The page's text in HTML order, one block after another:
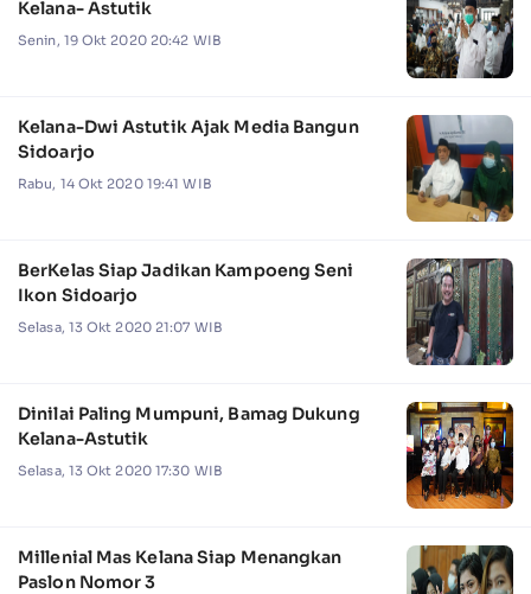
Kelana- Astutik
Senin, 19 Okt 2020 20:42 WIB
Kelana-Dwi Astutik Ajak Media Bangun
Sidoarjo
Rabu, 14 Okt 2020 19:41 WIB
BerKelas Siap Jadikan Kampoeng Seni
Ikon Sidoarjo
Selasa, 13 Okt 2020 21:07 WIB
Dinilai Paling Mumpuni, Bamag Dukung
Kelana-Astutik
Selasa, 13 Okt 2020 17:30 WIB
Millenial Mas Kelana Siap Menangkan
Paslon Nomor 3